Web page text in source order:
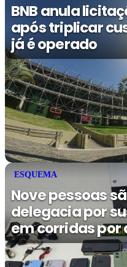
BNB anula
após triplicar
já é operado
ESQUEMA
Nove pessoas
delegacia por
em corridas por